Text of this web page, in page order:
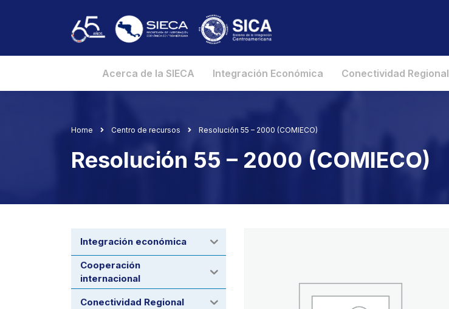
Acerca de la SIECA Integración Económica Conectividad Regional
Home Centro de recursos Resolución 55 – 2000 (COMIECO)
Resolución 55 – 2000 (COMIECO)
Integración económica
Cooperación
internacional
Conectividad Regional